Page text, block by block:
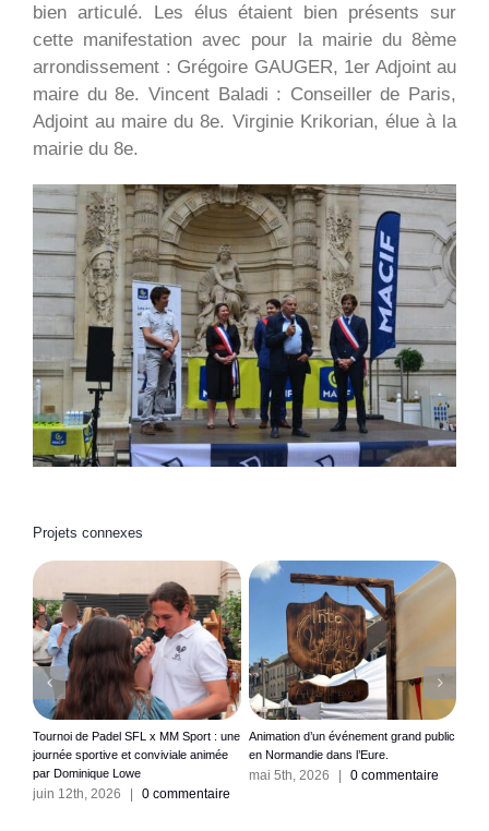
bien articulé. Les élus étaient bien présents sur
cette manifestation avec pour la mairie du 8ème
arrondissement : Grégoire GAUGER, 1er Adjoint au
maire du 8e. Vincent Baladi : Conseiller de Paris,
Adjoint au maire du 8e. Virginie Krikorian, élue à la
mairie du 8e.
Projets connexes
Tournoi de Padel SFL x MM Sport : une
journée sportive et conviviale animée
par Dominique Lowe
juin 12th, 2026 0 commentaire
Animation d’un événement grand public
en Normandie dans l’Eure.
mai 5th, 2026 0 commentaire